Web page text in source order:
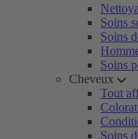
Soins
Soins
Soins
Cheveux
Tout
Soins